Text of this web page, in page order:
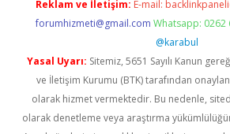
Reklam ve İletişim: E-mail:
forumhizmeti@gmail.com Whatsapp: 0262
@karabul
Yasal Uyarı: Sitemiz, 5651 Sayılı Kanun
ve İletişim Kurumu (BTK) tarafından
olarak hizmet vermektedir. Bu nedenle,
olarak denetleme veya araştırma